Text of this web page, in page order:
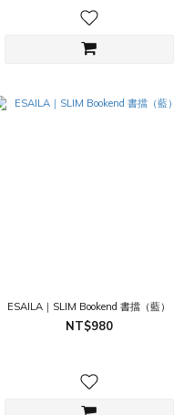
ESAILA｜SLIM Bookend 書擋（藍）
NT$980